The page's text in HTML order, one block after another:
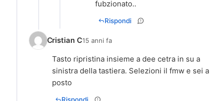
Rispondi
Cristian C15 anni fa
Tasto ripristina insieme a dee cetra in su a
sinistra della tastiera. Selezioni il fmw e sei a
posto
Rispondi